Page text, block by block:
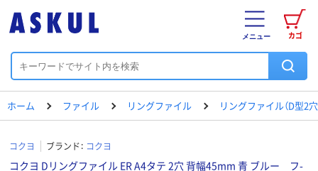
カゴ
メニュー
ホーム ファイル リングファイル リングファイル（D型2穴
コクヨ ブランド： コクヨ
コクヨ Dリングファイル ER A4タテ 2穴 背幅45mm 青 ブルー フ-